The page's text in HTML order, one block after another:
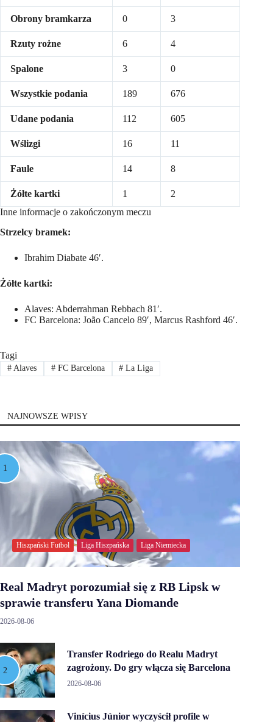
Obrony bramkarza 0 3
Rzuty rożne 6 4
Spalone 3 0
Wszystkie podania 189 676
Udane podania 112 605
Wślizgi 16 11
Faule 14 8
Żółte kartki 1
2
Inne informacje o zakończonym meczu
Strzelcy bramek:
Ibrahim Diabate 46′.
Żółte kartki:
Alaves: Abderrahman Rebbach 81′.
FC Barcelona: João Cancelo 89′, Marcus Rashford 46′.
Tagi
#Alaves #FC Barcelona # La Liga
NAJNOWSZE WPISY
Hiszpański Futbol Liga Hiszpańska Liga Niemiecka
Real Madryt porozumiał się z RB Lipsk w
sprawie transferu Yana Diomande
2026-08-06
Transfer Rodriego do Realu Madryt
zagrożony. Do gry włącza się Barcelona
2026-08-06
Vinícius Júnior wyczyścił profile w